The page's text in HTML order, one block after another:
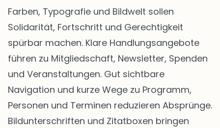
Farben, Typografie und Bildwelt sollen
Solidarität, Fortschritt und Gerechtigkeit
spürbar machen. Klare Handlungsangebote
führen zu Mitgliedschaft, Newsletter, Spenden
und Veranstaltungen. Gut sichtbare
Navigation und kurze Wege zu Programm,
Personen und Terminen reduzieren Absprünge.
Bildunterschriften und Zitatboxen bringen